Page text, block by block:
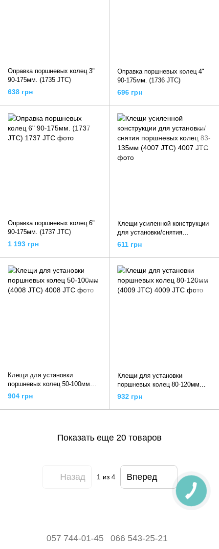
Оправка поршневых колец 3"
90-175мм. (1735 JTC)
638 грн
Оправка поршневых колец 4"
90-175мм. (1736 JTC)
696 грн
Оправка поршневых колец 6"
90-175мм. (1737 JTC)
1 193 грн
Клещи усиленной конструкции
для установки/снятия
поршневых колец 83-135мм
(4007 JTC)
611 грн
Клещи для установки
поршневых колец 50-100мм
(4008 JTC)
904 грн
Клещи для установки
поршневых колец 80-120мм
(4009 JTC)
932 грн
Показать еще 20 товаров
Назад 1из 4 Вперед
057 744-01-45 066 543-25-21